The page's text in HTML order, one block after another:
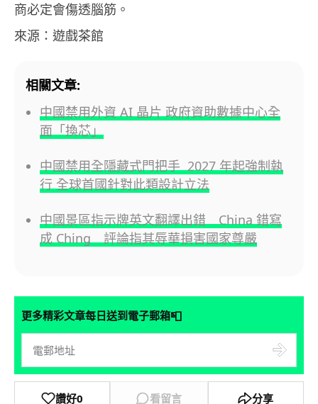
商必定會傷透腦筋。
來源：遊戲茶館
相關文章:
中國禁用外資 AI 晶片 政府資助數據中心全
面「換芯」
中國禁用全隱藏式門把手 2027 年起強制執
行 全球首國針對此類設計立法
中國景區指示牌英文翻譯出錯 China 錯寫
成 Ching 評論指其辱華損害國家尊嚴
更多精彩文章每日送到電子郵箱📮
讚好0 看留言 分享